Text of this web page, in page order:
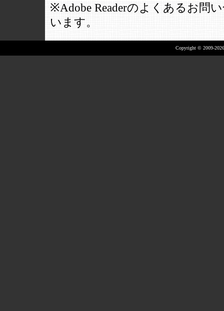
※Adobe Readerのよくあるお問
います。
Copyright © 2009-